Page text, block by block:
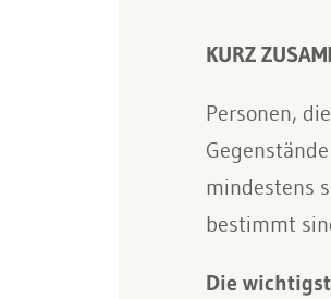
KURZ
Personen,
mindestens
bestimmt
Die